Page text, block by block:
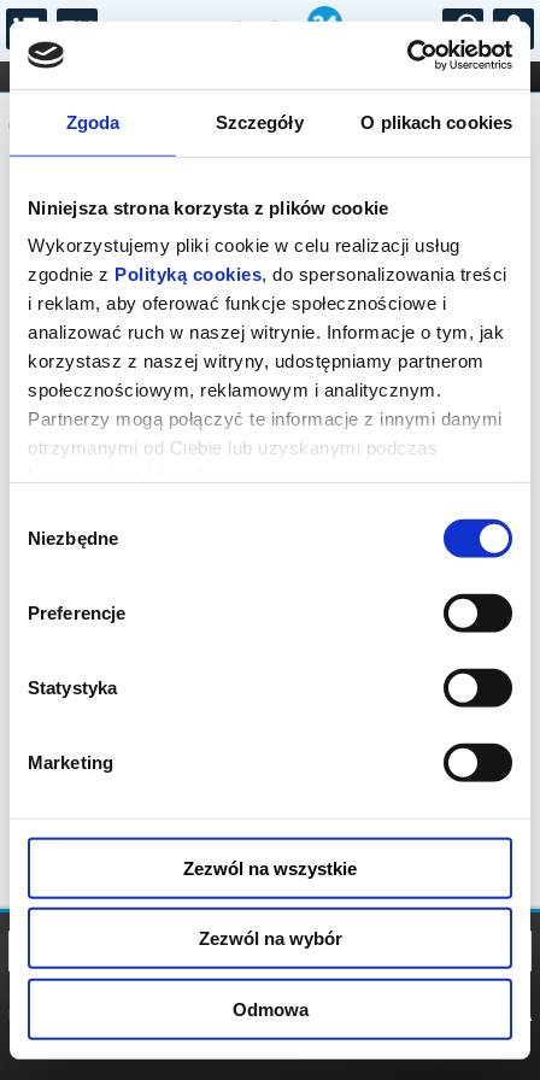
Zgoda Szczegóły O plikach cookies
Niniejsza strona korzysta z plików cookie
Wykorzystujemy pliki cookie w celu realizacji usług
zgodnie z Polityką cookies, do spersonalizowania treści
i reklam, aby oferować funkcje społecznościowe i
analizować ruch w naszej witrynie. Informacje o tym, jak
korzystasz z naszej witryny, udostępniamy partnerom
społecznościowym, reklamowym i analitycznym.
Partnerzy mogą połączyć te informacje z innymi danymi
otrzymanymi od Ciebie lub uzyskanymi podczas
zgody
Niezbędne
Preferencje
Statystyka
Marketing
Zezwól na wszystkie
Zezwól na wybór
Odmowa
...
FILHARMONIA OPERA I BALET
STAND-UP
DLA DZIECI
Komunikat
Sprzedaż biletów on-line na wydarzenie
została zakończona.
POLITYKA
POLITYKA